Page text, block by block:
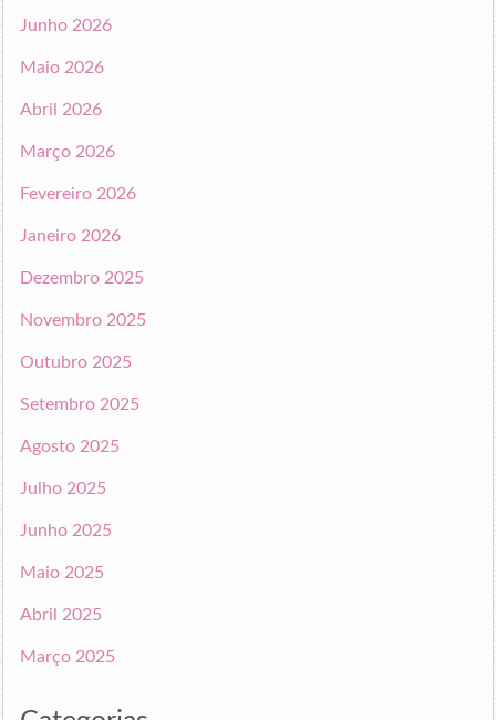
Junho 2026
Maio 2026
Abril 2026
Março 2026
Fevereiro 2026
Janeiro 2026
Dezembro 2025
Novembro 2025
Outubro 2025
Setembro 2025
Agosto 2025
Julho 2025
Junho 2025
Maio 2025
Abril 2025
Março 2025